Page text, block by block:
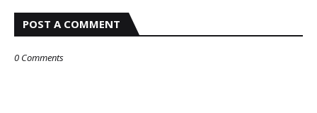
POST A COMMENT
0 Comments